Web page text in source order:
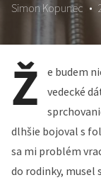
Simon Kopunec •
Ž
e budem
vedecké
dlhšie bojoval s
sa mi problém
do rodinky, musel